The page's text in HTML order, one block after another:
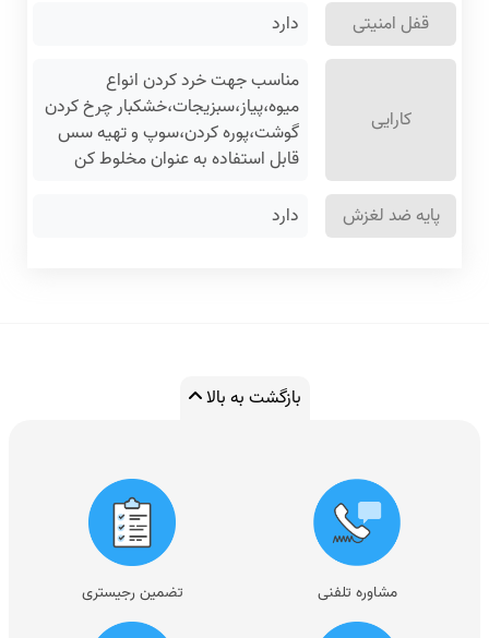
قفل امنیتی
دارد
کارایی
مناسب جهت خرد کردن انواع
میوه،پیاز،سبزیجات،خشکبار چرخ کردن
گوشت،پوره کردن،سوپ و تهیه سس
قابل استفاده به عنوان مخلوط کن
پایه ضد لغزش
دارد
بازگشت به بالا
مشاوره تلفنی تضمین رجیستری